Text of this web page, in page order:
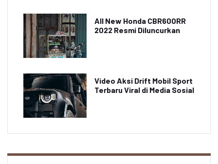
All New Honda CBR600RR
2022 Resmi Diluncurkan
Video Aksi Drift Mobil Sport
Terbaru Viral di Media Sosial